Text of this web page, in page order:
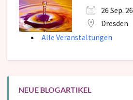
26 Sep. 26
Dresden
Alle Veranstaltungen
NEUE BLOGARTIKEL